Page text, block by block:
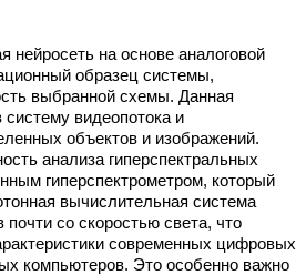
нейросеть на основе аналоговой
образец системы,
выбранной схемы. Данная
видеопотока и
объектов и изображений.
анализа гиперспектральных
гиперспектрометром, который
вычислительная система
со скоростью света, что
современных цифровых
компьютеров. Это особенно важно